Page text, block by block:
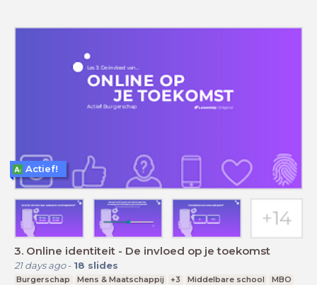
3. Online identiteit - De invloed op je toekomst
21 days ago- 18 slides
Burgerschap Mens & Maatschappij +3 Middelbare school
MBO
Actief!